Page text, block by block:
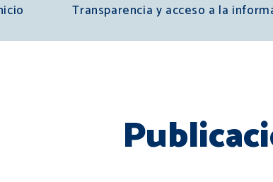
Transparencia y acceso a la